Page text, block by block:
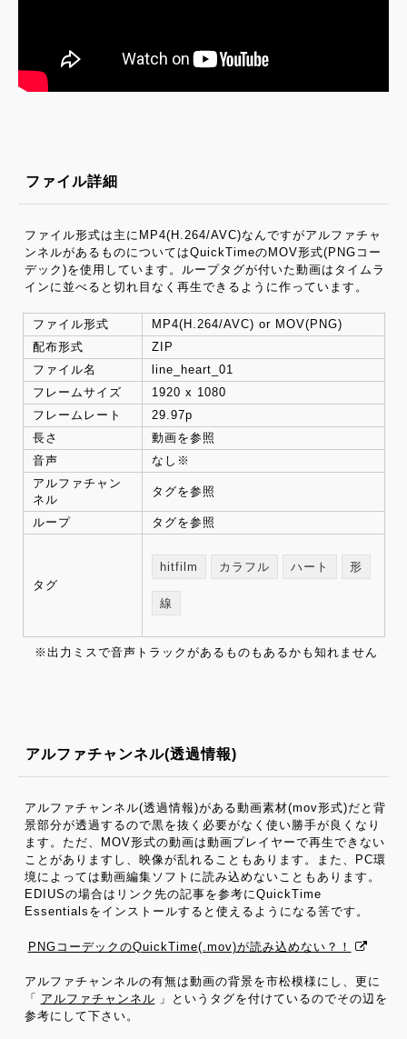
ファイル詳細
ファイル形式は主にMP4(H.264/AVC)なんですがアルファチャ
ンネルがあるものについてはQuickTimeのMOV形式(PNGコー
デック)を使用しています。ループタグが付いた動画はタイムラ
インに並べると切れ目なく再生できるように作っています。
ファイル形式
MP4(H.264/AVC) or MOV(PNG)
配布形式
ZIP
ファイル名
line_heart_01
フレームサイズ
1920 x 1080
フレームレート
29.97p
長さ
動画を参照
音声
なし※
アルファチャン
ネル
タグを参照
ループ タグを参照
タグ
hitfilm カラフル ハート 形
線
※出力ミスで音声トラックがあるものもあるかも知れません
アルファチャンネル(透過情報)
アルファチャンネル(透過情報)がある動画素材(mov形式)だと背
景部分が透過するので黒を抜く必要がなく使い勝手が良くなり
ます。ただ、MOV形式の動画は動画プレイヤーで再生できない
ことがありますし、映像が乱れることもあります。また、PC環
境によっては動画編集ソフトに読み込めないこともあります。
EDIUSの場合はリンク先の記事を参考にQuickTime
Essentialsをインストールすると使えるようになる筈です。
PNGコーデックのQuickTime(.mov)が読み込めない？！
アルファチャンネルの有無は動画の背景を市松模様にし、更に
「
アルファチャンネル 」というタグを付けているのでその辺を
参考にして下さい。